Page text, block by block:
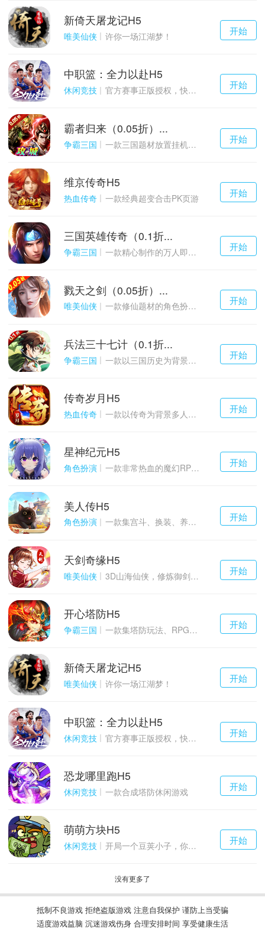
千百度h5
游戏
开始
新倚天屠龙记H5
唯美仙侠 许你一场江湖梦！
千百度h5
游戏
开始
中职篮：全力以赴H5
休闲竞技 官方赛事正版授权，快来打造属于自己的传奇吧~
千百度h5
游戏
开始
霸者归来（0.05折）...
争霸三国 一款三国题材放置挂机与战争策略结合的游戏
千百度h5
游戏
开始
维京传奇H5
热血传奇 一款经典超变合击PK页游
千百度h5
游戏
开始
三国英雄传奇（0.1折...
争霸三国 一款精心制作的万人即时战斗SLG三国手游
千百度h5
游戏
开始
戮天之剑（0.05折）...
唯美仙侠 一款修仙题材的角色扮演养成手游
千百度h5
游戏
开始
兵法三十七计（0.1折...
争霸三国 一款以三国历史为背景的卡牌策略游戏
千百度h5
游戏
开始
传奇岁月H5
热血传奇 一款以传奇为背景多人在线的ARPG大作
千百度h5
游戏
开始
星神纪元H5
角色扮演 一款非常热血的魔幻RPG游戏
千百度h5
游戏
开始
美人传H5
角色扮演 一款集宫斗、换装、养成等于一体的古装宫廷恋爱手游
千百度h5
游戏
开始
天剑奇缘H5
唯美仙侠 3D山海仙侠，修炼御剑情缘
千百度h5
游戏
开始
开心塔防H5
争霸三国 一款集塔防玩法、RPG策略、卡牌养成于一体的轻度H5游戏
千百度h5
游戏
开始
新倚天屠龙记H5
唯美仙侠 许你一场江湖梦！
千百度h5
游戏
开始
中职篮：全力以赴H5
休闲竞技 官方赛事正版授权，快来打造属于自己的传奇吧~
千百度h5
游戏
开始
恐龙哪里跑H5
休闲竞技 一款合成塔防休闲游戏
千百度h5
游戏
开始
萌萌方块H5
休闲竞技 开局一个豆荚小子，你能坚持到几关？
没有更多了
抵制不良游戏 拒绝盗版游戏 注意自我保护 谨防上当受骗
适度游戏益脑 沉迷游戏伤身 合理安排时间 享受健康生活